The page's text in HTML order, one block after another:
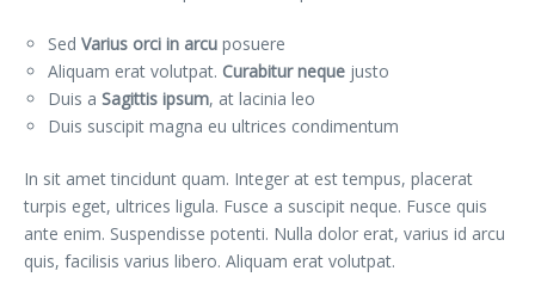
Sed Varius orci in arcu posuere
Aliquam erat volutpat. Curabitur neque justo
Duis a Sagittis ipsum, at lacinia leo
Duis suscipit magna eu ultrices condimentum
In sit amet tincidunt quam. Integer at est tempus, placerat
turpis eget, ultrices ligula. Fusce a suscipit neque. Fusce quis
ante enim. Suspendisse potenti. Nulla dolor erat, varius id arcu
quis, facilisis varius libero. Aliquam erat volutpat.